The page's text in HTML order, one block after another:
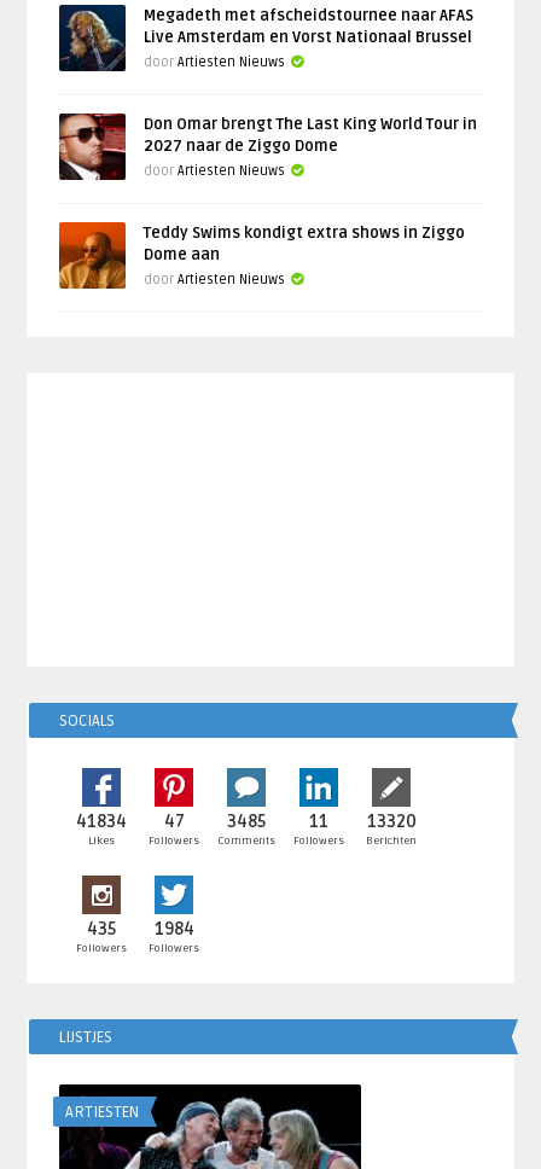
Megadeth met afscheidstournee naar AFAS
Live Amsterdam en Vorst Nationaal Brussel
doorArtiesten Nieuws
Don Omar brengt The Last King World Tour in
2027 naar de Ziggo Dome
doorArtiesten Nieuws
Teddy Swims kondigt extra shows in Ziggo
Dome aan
doorArtiesten Nieuws
SOCIALS
41834
Likes
47
Followers
3485
Comments
11
Followers
13320
Berichten
435
Followers
1984
Followers
LIJSTJES
ARTIESTEN